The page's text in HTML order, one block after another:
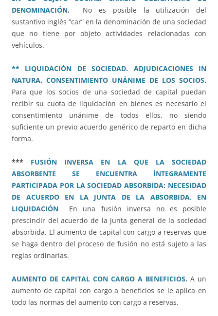
DENOMINACIÓN. No es posible la utilización del
sustantivo inglés “car” en la denominación de una sociedad
que no tiene por objeto actividades relacionadas con
vehículos.
** LIQUIDACIÓN DE SOCIEDAD. ADJUDICACIONES IN
NATURA. CONSENTIMIENTO UNÁNIME DE LOS SOCIOS.
Para que los socios de una sociedad de capital puedan
recibir su cuota de liquidación en bienes es necesario el
consentimiento unánime de todos ellos, no siendo
suficiente un previo acuerdo genérico de reparto en dicha
forma.
*** FUSIÓN INVERSA EN LA QUE LA SOCIEDAD
ABSORBENTE SE ENCUENTRA ÍNTEGRAMENTE
PARTICIPADA POR LA SOCIEDAD ABSORBIDA: NECESIDAD
DE ACUERDO EN LA JUNTA DE LA ABSORBIDA. EN
LIQUIDACIÓN
En una fusión inversa no es posible
prescindir del acuerdo de la junta general de la sociedad
absorbida. El aumento de capital con cargo a reservas que
se haga dentro del proceso de fusión no está sujeto a las
reglas ordinarias.
AUMENTO DE CAPITAL CON CARGO A BENEFICIOS. A un
aumento de capital con cargo a beneficios se le aplica en
todo las normas del aumento con cargo a reservas.